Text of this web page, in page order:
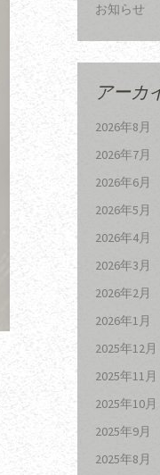
お知らせ
アーカ
2026年8月
2026年7月
2026年6月
2026年5月
2026年4月
2026年3月
2026年2月
2026年1月
2025年12月
2025年11月
2025年10月
2025年9月
2025年8月